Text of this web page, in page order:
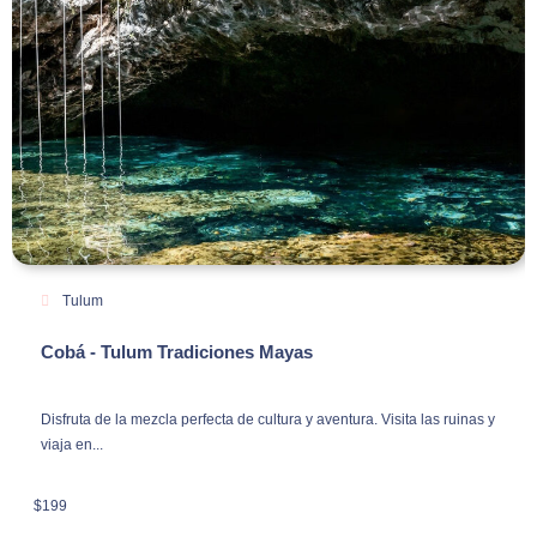
Cobá - Tulum Tradiciones Mayas
Disfruta de la mezcla perfecta de cultura y aventura. Visita las ruinas y
viaja en...
Tulum
$199